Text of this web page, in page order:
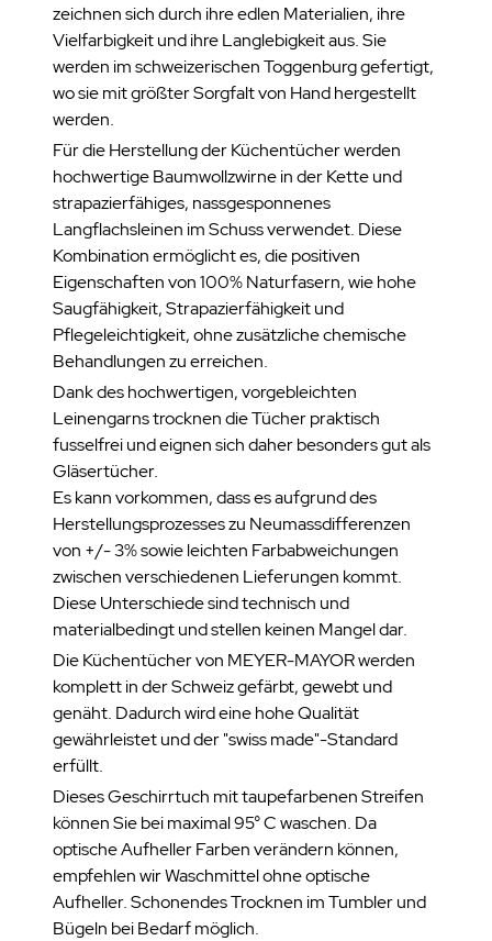
zeichnen sich durch ihre edlen Materialien, ihre
Vielfarbigkeit und ihre Langlebigkeit aus. Sie
werden im schweizerischen Toggenburg gefertigt,
wo sie mit größter Sorgfalt von Hand hergestellt
werden.
Für die Herstellung der Küchentücher werden
hochwertige Baumwollzwirne in der Kette und
strapazierfähiges, nassgesponnenes
Langflachsleinen im Schuss verwendet. Diese
Kombination ermöglicht es, die positiven
Eigenschaften von 100% Naturfasern, wie hohe
Saugfähigkeit, Strapazierfähigkeit und
Pflegeleichtigkeit, ohne zusätzliche chemische
Behandlungen zu erreichen.
Dank des hochwertigen, vorgebleichten
Leinengarns trocknen die Tücher praktisch
fusselfrei und eignen sich daher besonders gut als
Gläsertücher.
Es kann vorkommen, dass es aufgrund des
Herstellungsprozesses zu Neumassdifferenzen
von +/- 3% sowie leichten Farbabweichungen
zwischen verschiedenen Lieferungen kommt.
Diese Unterschiede sind technisch und
materialbedingt und stellen keinen Mangel dar.
Die Küchentücher von MEYER-MAYOR werden
komplett in der Schweiz gefärbt, gewebt und
genäht. Dadurch wird eine hohe Qualität
gewährleistet und der "swiss made"-Standard
erfüllt.
Dieses Geschirrtuch mit taupefarbenen Streifen
können Sie bei maximal 95° C waschen. Da
optische Aufheller Farben verändern können,
empfehlen wir Waschmittel ohne optische
Aufheller. Schonendes Trocknen im Tumbler und
Bügeln bei Bedarf möglich.